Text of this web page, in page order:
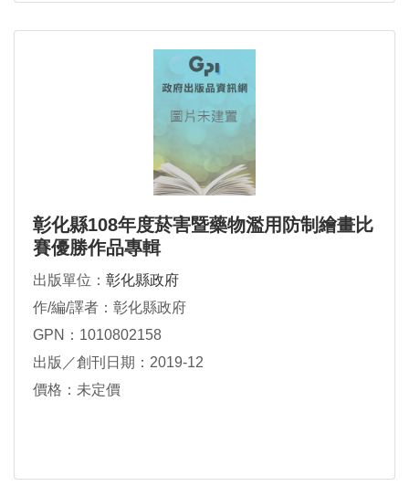
彰化縣108年度菸害暨藥物濫用防制繪畫比
賽優勝作品專輯
出版單位： 彰化縣政府
作/編/譯者：彰化縣政府
GPN：1010802158
出版／創刊日期：2019-12
價格：未定價